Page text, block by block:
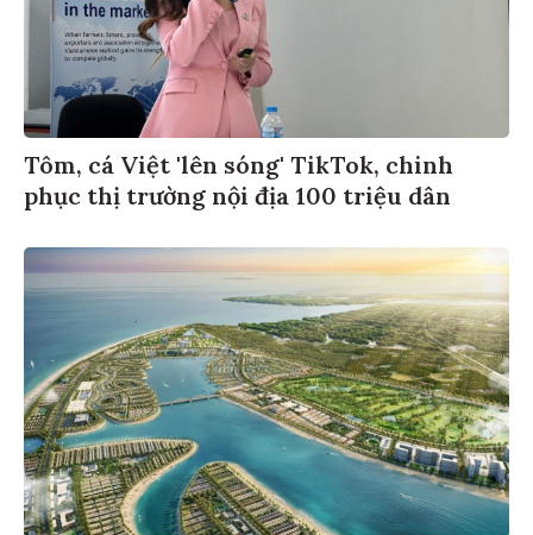
Tôm, cá Việt 'lên sóng' TikTok, chinh
phục thị trường nội địa 100 triệu dân